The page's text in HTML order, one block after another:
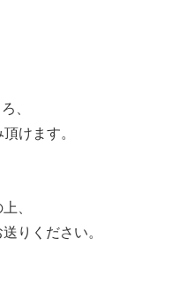
、
けます。
、
りください。